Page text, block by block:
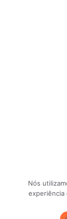
Nós
experiência